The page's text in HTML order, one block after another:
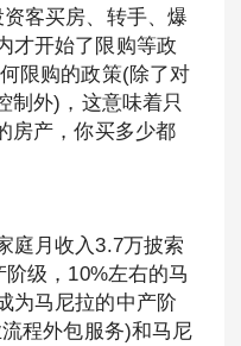
客买房、转手、爆
才开始了限购等政
限购的政策(除了对
制外)，这意味着只
房产，你买多少都
庭月收入3.7万披索
级，10%左右的马
为马尼拉的中产阶
程外包服务)和马尼